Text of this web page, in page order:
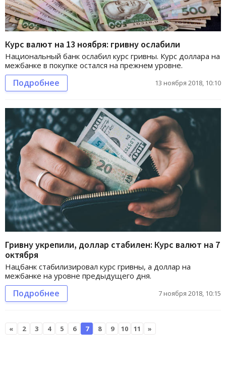
Курс валют на 13 ноября: гривну ослабили
Национальный банк ослабил курс гривны. Курс доллара на
межбанке в покупке остался на прежнем уровне.
Подробнее 13 ноября 2018, 10:10
Гривну укрепили, доллар стабилен: Курс валют на 7
октября
Нацбанк стабилизировал курс гривны, а доллар на
межбанке на уровне предыдущего дня.
Подробнее 7 ноября 2018, 10:15
« 2 3 4 5 6 7 8 9 10 11 »